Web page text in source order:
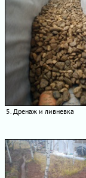
5. Дренаж и ливневка